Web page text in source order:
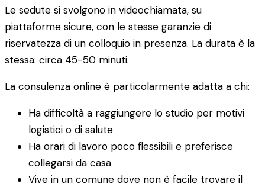
Le sedute si svolgono in videochiamata, su
piattaforme sicure, con le stesse garanzie di
riservatezza di un colloquio in presenza. La durata è la
stessa: circa 45-50 minuti.
La consulenza online è particolarmente adatta a chi:
Ha difficoltà a raggiungere lo studio per motivi
logistici o di salute
Ha orari di lavoro poco flessibili e preferisce
collegarsi da casa
Vive in un comune dove non è facile trovare il